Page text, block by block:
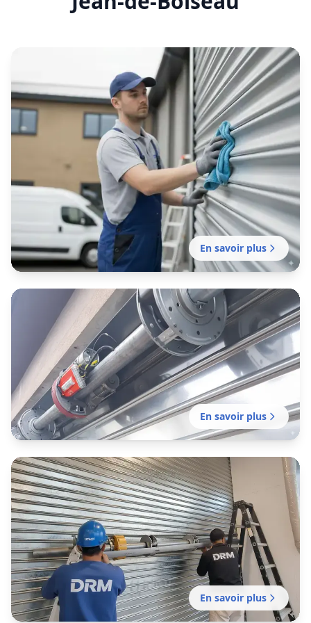
Entretien rideau métallique
Saint-Jean-de-Boiseau
Contrat d'entretien préventif pour rideaux
métalliques : prolongez la durée de vie de
votre installation.
En savoir plus
Motorisation rideau métallique
Saint-Jean-de-Boiseau
Motorisation de votre rideau manuel existant
avec possibilité de contrôle à distance et
domotique.
En savoir plus
Installation rideau métallique
Saint-Jean-de-Boiseau
Installation complète de rideau métallique sur
mesure pour commerce, entrepôt ou local
professionnel à Nantes.